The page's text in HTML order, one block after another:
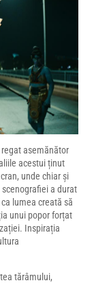
asemănător
acestui ținut
unde chiar și
a durat
lumea creată să
unui popor forțat
Inspirația
tărâmului,